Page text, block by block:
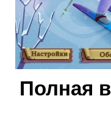
Полная